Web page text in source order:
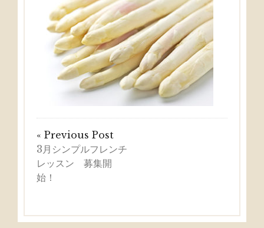
« Previous Post
3月シンプルフレンチ
レッスン 募集開
始！